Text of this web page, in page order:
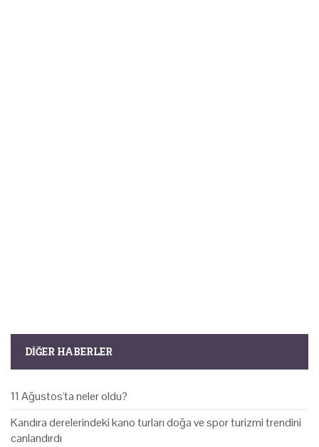
DIĞER HABERLER
11 Ağustos'ta neler oldu?
Kandıra derelerindeki kano turları doğa ve spor turizmi trendini
canlandırdı